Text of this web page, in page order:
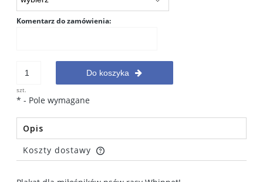
Komentarz do zamówienia:
szt.
Do koszyka
* - Pole wymagane
Opis
Koszty dostawy
Cena nie zawiera ewentualnych kosztów płatności